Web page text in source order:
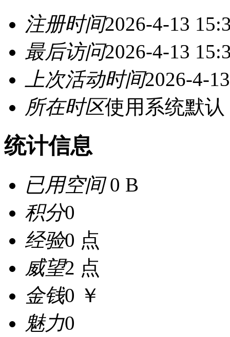
注册时间2026-4-13
最后访问2026-4-13
上次活动时间2026-4-
所在时区使用系统默认
统计信息
已用空间0 B
积分0
经验0 点
威望2 点
金钱0 ￥
魅力0